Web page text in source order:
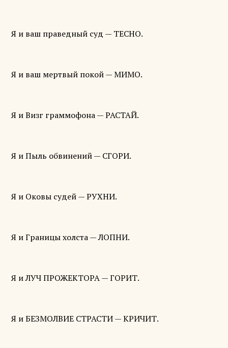
Я и ваш праведный суд — ТЕСНО.
Я и ваш мертвый покой — МИМО.
Я и Визг граммофона — РАСТАЙ.
Я и Пыль обвинений — СГОРИ.
Я и Оковы судей — РУХНИ.
Я и Границы холста — ЛОПНИ.
Я и ЛУЧ ПРОЖЕКТОРА — ГОРИТ.
Я и БЕЗМОЛВИЕ СТРАСТИ — КРИЧИТ.